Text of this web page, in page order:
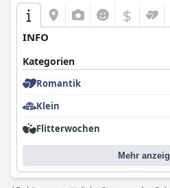
$
INFO
Kategorien
Romantik
Klein
Flitterwochen
Mehr